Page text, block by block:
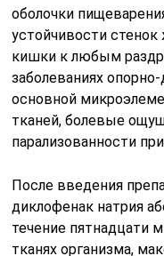
оболочки
устойчивости
кишки к любым
заболеваниях
основной
тканей, болевые
парализованности
После введения
диклофенак натрия
течение пятнадцати
тканях организма,